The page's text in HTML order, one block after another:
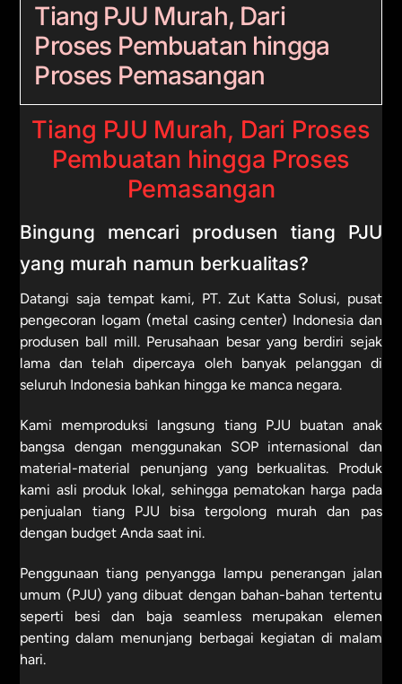
Tiang PJU Murah, Dari
Proses Pembuatan hingga
Proses Pemasangan
Tiang PJU Murah, Dari Proses
Pembuatan hingga Proses
Pemasangan
Bingung mencari produsen tiang PJU
yang murah namun berkualitas?
Datangi saja tempat kami, PT. Zut Katta Solusi, pusat
pengecoran logam (metal casing center) Indonesia dan
produsen ball mill. Perusahaan besar yang berdiri sejak
lama dan telah dipercaya oleh banyak pelanggan di
seluruh Indonesia bahkan hingga ke manca negara.
Kami memproduksi langsung tiang PJU buatan anak
bangsa dengan menggunakan SOP internasional dan
material-material penunjang yang berkualitas. Produk
kami asli produk lokal, sehingga pematokan harga pada
penjualan tiang PJU bisa tergolong murah dan pas
dengan budget Anda saat ini.
Penggunaan tiang penyangga lampu penerangan jalan
umum (PJU) yang dibuat dengan bahan-bahan tertentu
seperti besi dan baja seamless merupakan elemen
penting dalam menunjang berbagai kegiatan di malam
hari.